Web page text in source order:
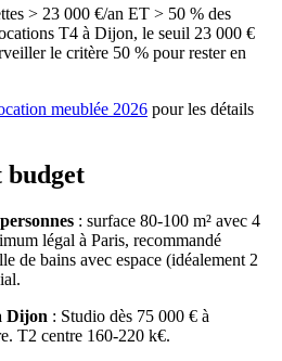
> 23 000 €/an ET > 50 % des
T4 à Dijon, le seuil 23 000 €
le critère 50 % pour rester en
meublée 2026 pour les détails
budget
: surface 80-100 m² avec 4
légal à Paris, recommandé
de bains avec espace (idéalement 2
Dijon : Studio dès 75 000 € à
T2 centre 160-220 k€.